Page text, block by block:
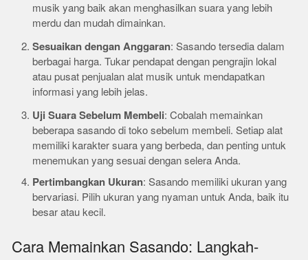
musik yang baik akan menghasilkan suara yang lebih
merdu dan mudah dimainkan.
Sesuaikan dengan Anggaran: Sasando tersedia dalam
berbagai harga. Tukar pendapat dengan pengrajin lokal
atau pusat penjualan alat musik untuk mendapatkan
informasi yang lebih jelas.
Uji Suara Sebelum Membeli: Cobalah memainkan
beberapa sasando di toko sebelum membeli. Setiap alat
memiliki karakter suara yang berbeda, dan penting untuk
menemukan yang sesuai dengan selera Anda.
Pertimbangkan Ukuran: Sasando memiliki ukuran yang
bervariasi. Pilih ukuran yang nyaman untuk Anda, baik itu
besar atau kecil.
Cara Memainkan Sasando: Langkah-